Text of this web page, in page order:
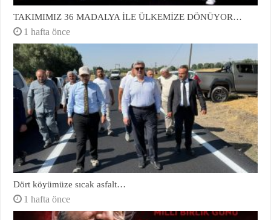
TAKIMIMIZ 36 MADALYA İLE ÜLKEMİZE DÖNÜYOR…
1 hafta önce
Dört köyümüze sıcak asfalt…
1 hafta önce